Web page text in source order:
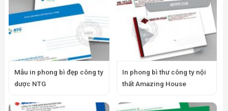
Mẫu in phong bì đẹp công ty
dược NTG
In phong bì thư công ty nội
thất Amazing House